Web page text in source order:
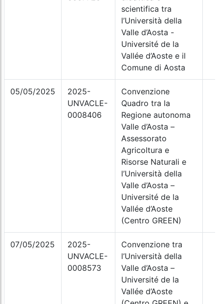
scientifica tra
l’Università della
Valle d’Aosta -
Université de la
Vallée d’Aoste e il
Comune di Aosta
05/05/2025
2025-
UNVACLE-
0008406
Convenzione
Quadro tra la
Regione autonoma
Valle d’Aosta –
Assessorato
Agricoltura e
Risorse Naturali e
l’Università della
Valle d’Aosta –
Université de la
Vallée d’Aoste
(Centro GREEN)
07/05/2025
2025-
UNVACLE-
0008573
Convenzione tra
l’Università della
Valle d’Aosta –
Université de la
Vallée d’Aoste